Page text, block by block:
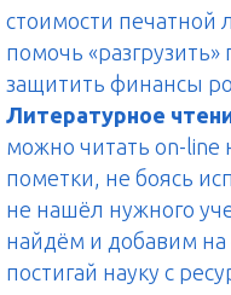
стоимости печатной
помочь
защитить финансы
Литературное
можно читать on-line
пометки, не боясь
не нашёл нужного
найдём и добавим на
постигай науку с